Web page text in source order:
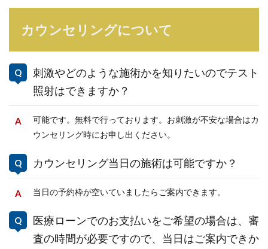
カウンセリングについて
刺激やどのような施術かを知りたいのでテスト
照射はできますか？
可能です。無料で行っております。お刺激が不安な場合はカ
ウンセリング時にお申し出ください。
カウンセリング当日の施術は可能ですか？
当日の予約枠が空いていましたらご案内できます。
医療ローンでのお支払いをご希望の場合は、審
査の時間が必要ですので、当日はご案内できか